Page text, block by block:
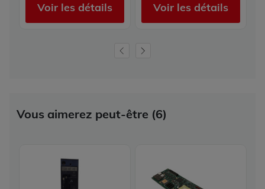
Voir les détails Voir les détails
Vous aimerez peut-être (6)